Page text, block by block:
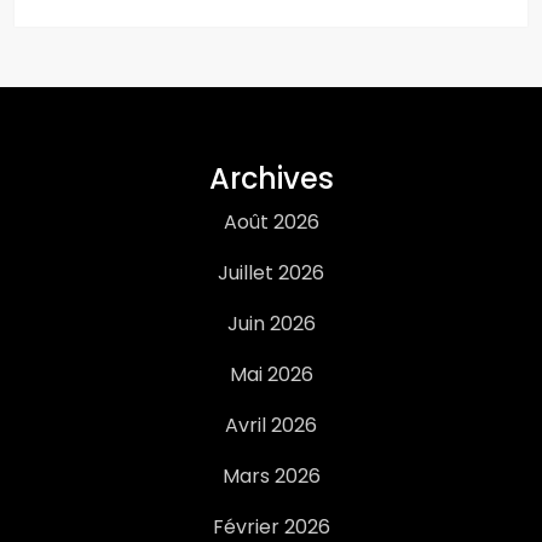
Archives
Août 2026
Juillet 2026
Juin 2026
Mai 2026
Avril 2026
Mars 2026
Février 2026